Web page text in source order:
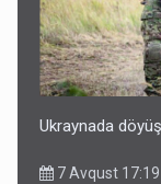
Ukraynada
7 Avqust 17:19